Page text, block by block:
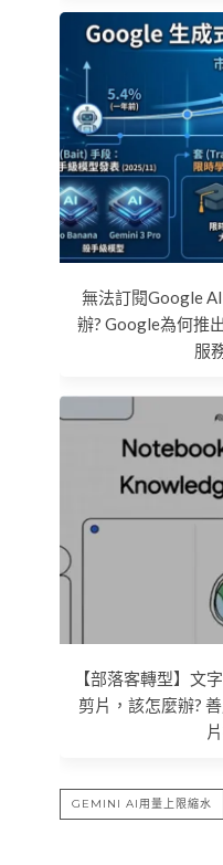
無法訂閱Google
辦? Google為何推
服
【部落客轉型】文
剪片，該怎麼辦?
GEMINI AI用量上限縮水